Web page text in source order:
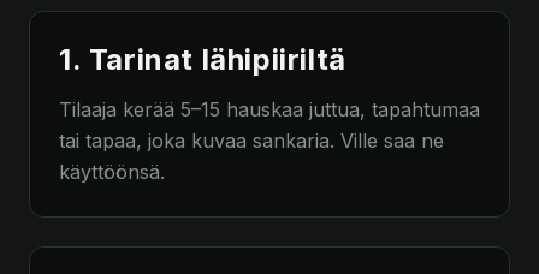
1. Tarinat lähipiiriltä
Tilaaja kerää 5–15 hauskaa juttua, tapahtumaa
tai tapaa, joka kuvaa sankaria. Ville saa ne
käyttöönsä.